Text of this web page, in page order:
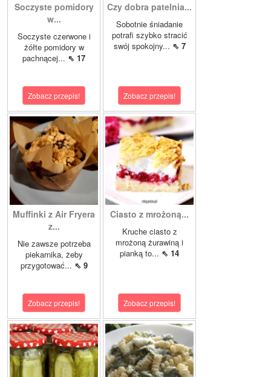
Soczyste pomidory
w...
Soczyste czerwone i
żółte pomidory w
pachnącej... ⇖ 17
Zobacz przepis!
Czy dobra patelnia...
Sobotnie śniadanie
potrafi szybko stracić
swój spokojny... ⇖ 7
Zobacz przepis!
Muffinki z Air Fryera
z...
Nie zawsze potrzeba
piekarnika, żeby
przygotować... ⇖ 9
Zobacz przepis!
Ciasto z mrożoną...
Kruche ciasto z
mrożoną żurawiną i
pianką to... ⇖ 14
Zobacz przepis!